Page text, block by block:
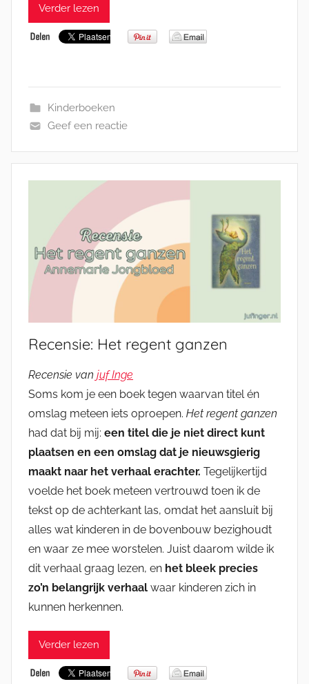
Verder lezen
Kinderboeken
Geef een reactie
Recensie: Het regent ganzen
Recensie van juf Inge
Soms kom je een boek tegen waarvan titel én
omslag meteen iets oproepen. Het regent ganzen
had dat bij mij: een titel die je niet direct kunt
plaatsen en een omslag dat je nieuwsgierig
maakt naar het verhaal erachter. Tegelijkertijd
voelde het boek meteen vertrouwd toen ik de
tekst op de achterkant las, omdat het aansluit bij
alles wat kinderen in de bovenbouw bezighoudt
en waar ze mee worstelen. Juist daarom wilde ik
dit verhaal graag lezen, en het bleek precies
zo’n belangrijk verhaal waar kinderen zich in
kunnen herkennen.
Verder lezen